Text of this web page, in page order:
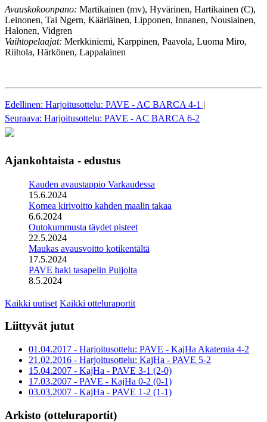
Avauskokoonpano: Martikainen (mv), Hyvärinen, Hartikainen (C),
Leinonen, Tai Ngern, Kääriäinen, Lipponen, Innanen, Nousiainen,
Halonen, Vidgren
Vaihtopelaajat: Merkkiniemi, Karppinen, Paavola, Luoma Miro,
Riihola, Härkönen, Lappalainen
Edellinen: Harjoitusottelu: PAVE - AC BARCA 4-1 |
Seuraava: Harjoitusottelu: PAVE - AC BARCA 6-2
Ajankohtaista - edustus
Kauden avaustappio Varkaudessa
15.6.2024
Komea kirivoitto kahden maalin takaa
6.6.2024
Outokummusta täydet pisteet
22.5.2024
Maukas avausvoitto kotikentältä
17.5.2024
PAVE haki tasapelin Puijolta
8.5.2024
Kaikki uutiset Kaikki otteluraportit
Liittyvät jutut
01.04.2017 - Harjoitusottelu: PAVE - KajHa Akatemia 4-2
21.02.2016 - Harjoitusottelu: KajHa - PAVE 5-2
15.04.2007 - KajHa - PAVE 3-1 (2-0)
17.03.2007 - PAVE - KajHa 0-2 (0-1)
03.03.2007 - KajHa - PAVE 1-2 (1-1)
Arkisto (otteluraportit)